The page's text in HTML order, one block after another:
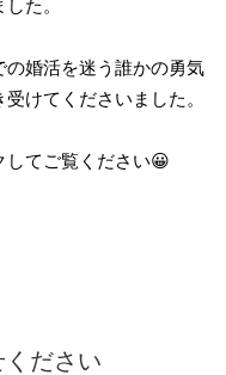
た。
婚活を迷う誰かの勇気
けてくださいました。
してご覧ください😀
ださい